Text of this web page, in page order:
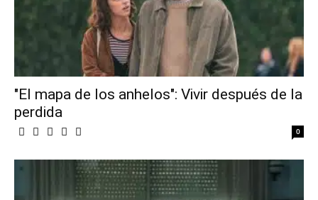
"El mapa de los anhelos": Vivir después de la
perdida
0